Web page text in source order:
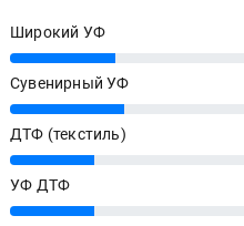
Широкий УФ
25%
Сувенирный УФ
27%
ДТФ (текстиль)
20%
УФ ДТФ
20%